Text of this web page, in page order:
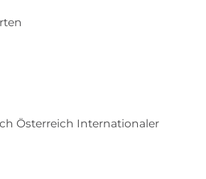
Österreich Internationaler